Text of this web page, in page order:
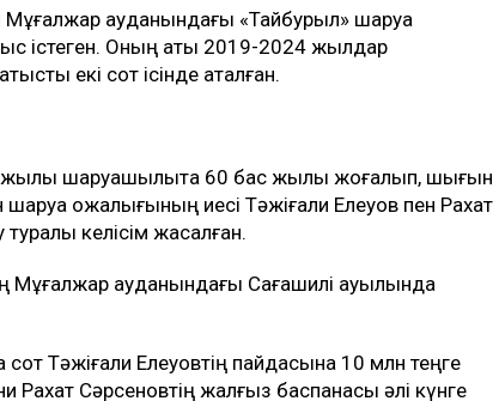
ауданындағы «Тайбурыл» шаруа
істеген. Оның аты 2019-2024 жылдар
екі сот ісінде аталған.
жылы шаруашылықта 60 бас жылқы жоғалып, шығын
шаруа қожалығының иесі Тәжіғали Елеуов пен Рахат
келісім жасалған.
ауданындағы Сағашилі ауылында
Тәжіғали Елеуовтің пайдасына 10 млн теңге
Сәрсеновтің жалғыз баспанасы әлі күнге